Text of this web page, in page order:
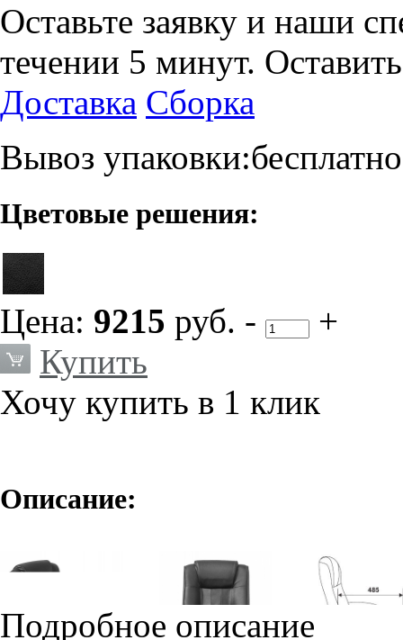
Оставьте заявку и наши
течении 5 минут.
Доставка Сборка
Вывоз упаковки:бесплатно
Цветовые решения:
Цена: 9215 руб. -
+
Купить
Хочу купить в 1 клик
Описание:
Подробное описание